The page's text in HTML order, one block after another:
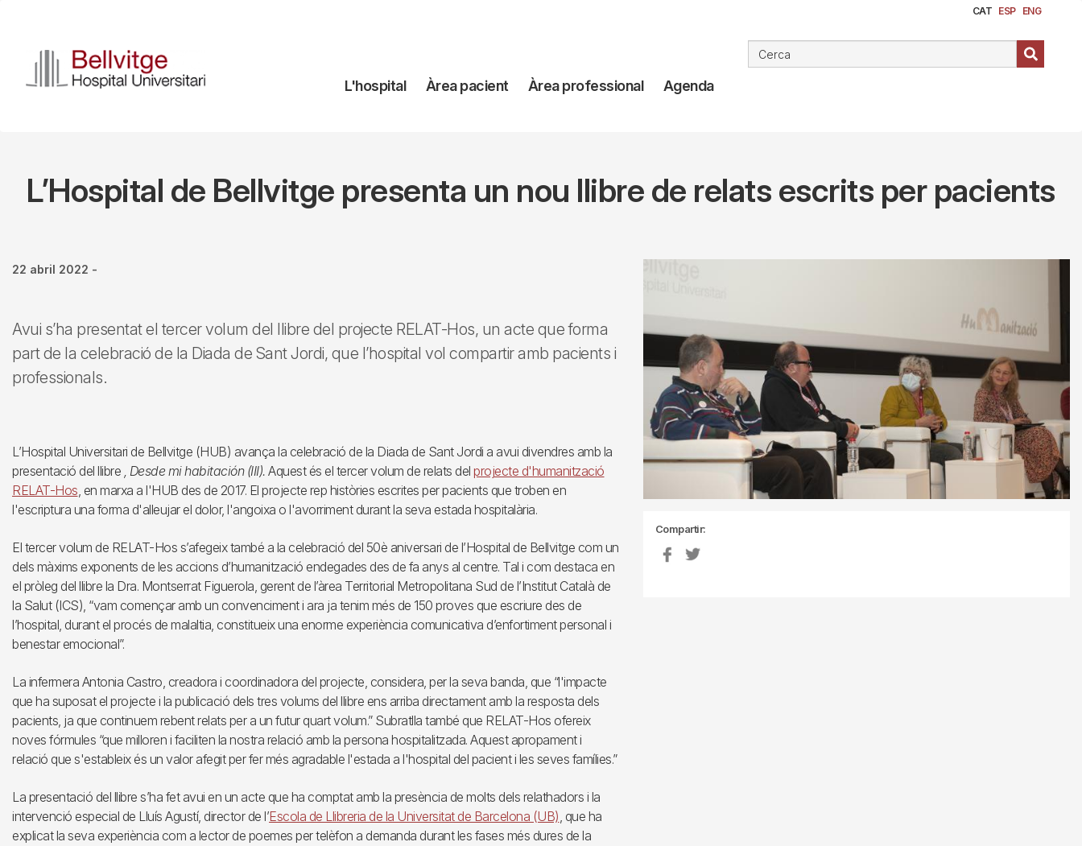
contingut
CAT ESP ENG
Navegación
L'hospital Àrea pacient Àrea professional Agenda
L’Hospital de Bellvitge presenta un nou llibre de relats escrits per pacients
22 abril 2022 -
Avui s’ha presentat el tercer volum del llibre del projecte RELAT-Hos, un acte que forma
part de la celebració de la Diada de Sant Jordi, que l’hospital vol compartir amb pacients i
professionals.
L’Hospital Universitari de Bellvitge (HUB) avança la celebració de la Diada de Sant Jordi a avui divendres amb la
presentació del llibre , Desde mi habitación (III). Aquest és el tercer volum de relats del projecte d'humanització
RELAT-Hos, en marxa a l'HUB des de 2017. El projecte rep històries escrites per pacients que troben en
l'escriptura una forma d'alleujar el dolor, l'angoixa o l'avorriment durant la seva estada hospitalària.
El tercer volum de RELAT-Hos s’afegeix també a la celebració del 50è aniversari de l’Hospital de Bellvitge com un
dels màxims exponents de les accions d’humanització endegades des de fa anys al centre. Tal i com destaca en
el pròleg del llibre la Dra. Montserrat Figuerola, gerent de l’àrea Territorial Metropolitana Sud de l’Institut Català de
la Salut (ICS), “vam començar amb un convenciment i ara ja tenim més de 150 proves que escriure des de
l’hospital, durant el procés de malaltia, constitueix una enorme experiència comunicativa d’enfortiment personal i
benestar emocional”.
La infermera Antonia Castro, creadora i coordinadora del projecte, considera, per la seva banda, que “l'impacte
que ha suposat el projecte i la publicació dels tres volums del llibre ens arriba directament amb la resposta dels
pacients, ja que continuem rebent relats per a un futur quart volum.” Subratlla també que RELAT-Hos ofereix
noves fórmules “que milloren i faciliten la nostra relació amb la persona hospitalitzada. Aquest apropament i
relació que s'estableix és un valor afegit per fer més agradable l'estada a l'hospital del pacient i les seves famílies.”
La presentació del llibre s’ha fet avui en un acte que ha comptat amb la presència de molts dels relathadors i la
intervenció especial de Lluís Agustí, director de l’Escola de Llibreria de la Universitat de Barcelona (UB), que ha
explicat la seva experiència com a lector de poemes per telèfon a demanda durant les fases més dures de la
Compartir: